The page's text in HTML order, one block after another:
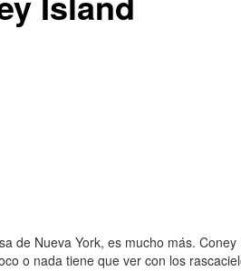
de Nueva York, es mucho más.
o nada tiene que ver con los